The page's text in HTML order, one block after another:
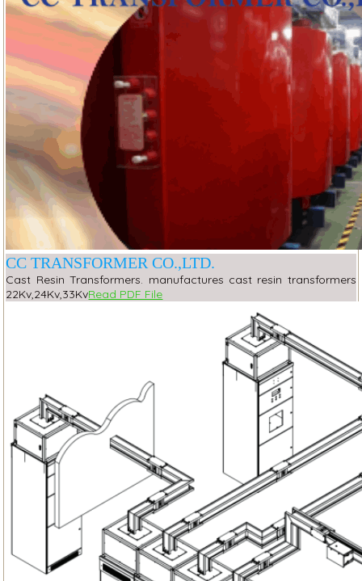
CC TRANSFORMER CO.,LTD.
Cast Resin Transformers. manufactures cast resin transformers
22Kv,24Kv,33KvRead PDF File